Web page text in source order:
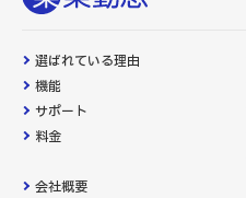
選ばれている理由
機能
サポート
料金
会社概要